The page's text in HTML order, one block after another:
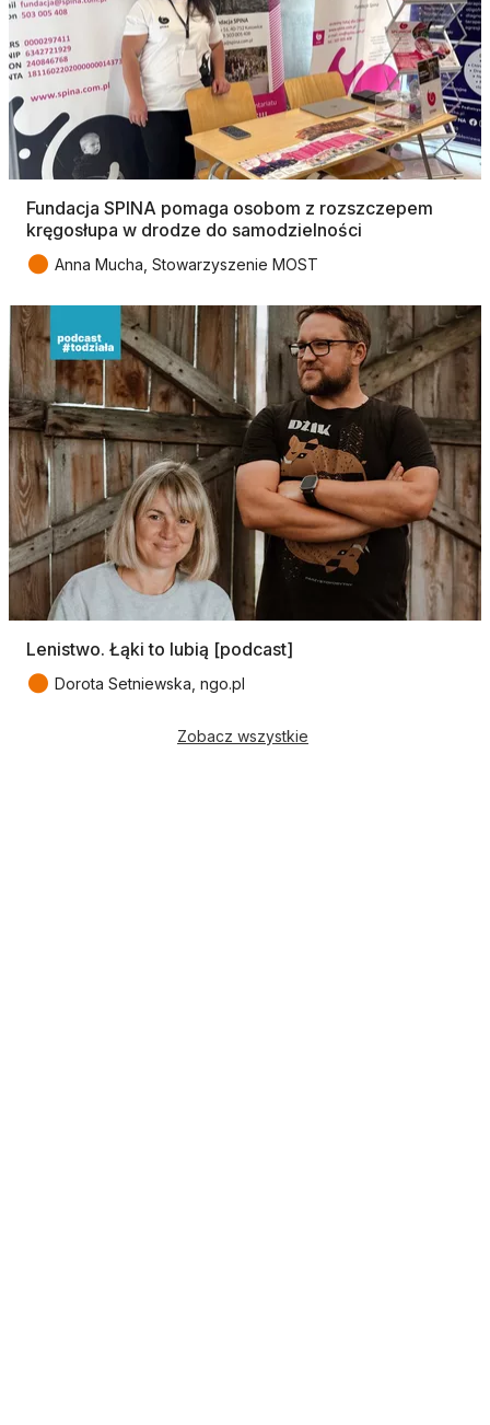
Fundacja SPINA pomaga osobom z rozszczepem
kręgosłupa w drodze do samodzielności
● Anna Mucha, Stowarzyszenie MOST
Lenistwo. Łąki to lubią [podcast]
● Dorota Setniewska, ngo.pl
Zobacz wszystkie